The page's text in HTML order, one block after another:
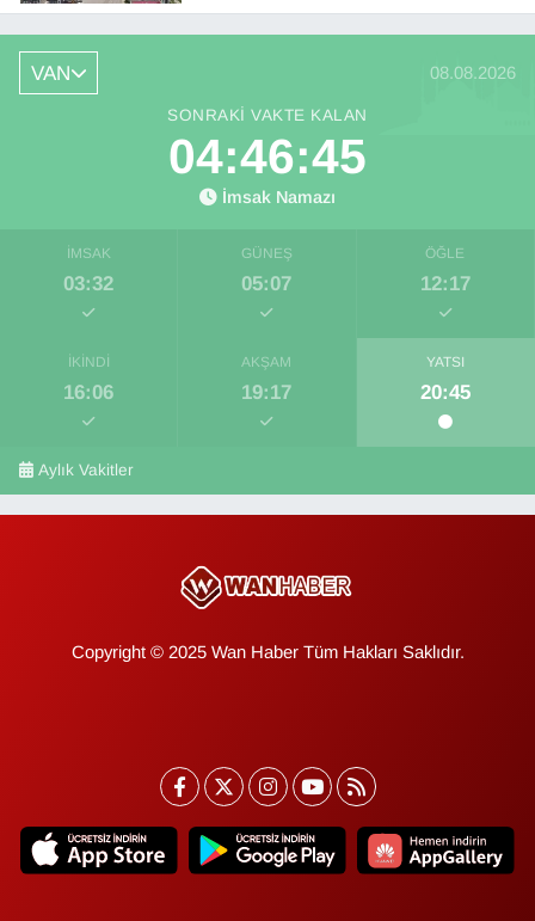
VAN 08.08.2026
SONRAKI VAKTE KALAN
04:46:45
İmsak Namazı
İMSAK
03:32
GÜNEŞ
05:07
ÖĞLE
12:17
İKINDI
16:06
AKŞAM
19:17
YATSI
20:45
Aylık Vakitler
Copyright © 2025 Wan Haber Tüm Hakları Saklıdır.